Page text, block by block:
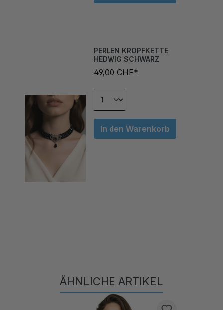
HEDWIG SCHWARZ
49,00 CHF*
In den Warenkorb
Produktgalerie überspringen